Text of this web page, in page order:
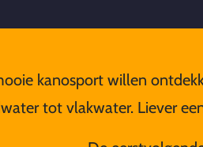
kanosport willen
tot vlakwater. Liever